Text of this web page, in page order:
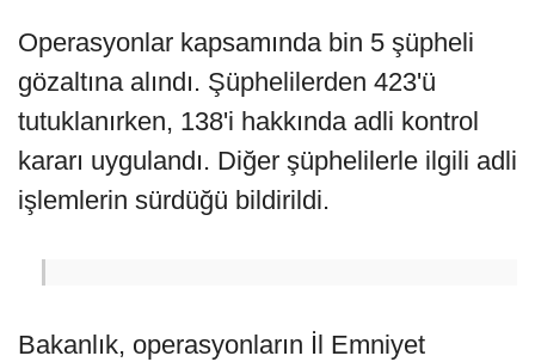
Operasyonlar kapsamında bin 5 şüpheli
gözaltına alındı. Şüphelilerden 423'ü
tutuklanırken, 138'i hakkında adli kontrol
kararı uygulandı. Diğer şüphelilerle ilgili adli
işlemlerin sürdüğü bildirildi.
Bakanlık, operasyonların İl Emniyet